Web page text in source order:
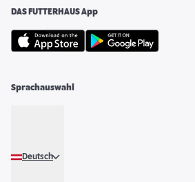
DAS FUTTERHAUS App
Sprachauswahl
Deutsch